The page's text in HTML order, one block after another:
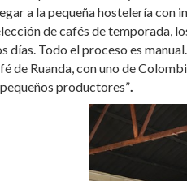
ti
r
a la pequeña hostelería con
de cafés de temporada,
días. Todo el proceso es
de Ruanda, con uno de
productores”.